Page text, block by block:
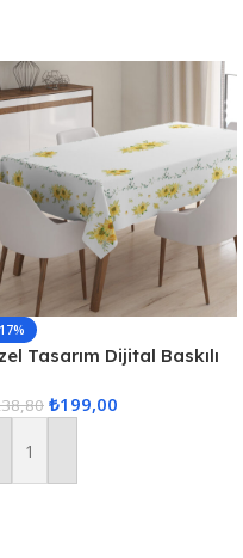
Tasarım Dijital Baskılı
₺199,00
Sepete Ekle